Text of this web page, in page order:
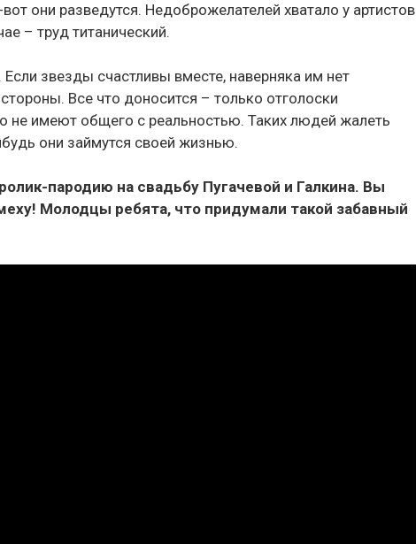
они разведутся. Недоброжелателей хватало у артистов
– труд титанический.
звезды счастливы вместе, наверняка им нет
Все что доносится – только отголоски
не имеют общего с реальностью. Таких людей жалеть
они займутся своей жизнью.
пародию на свадьбу Пугачевой и Галкина. Вы
Молодцы ребята, что придумали такой забавный